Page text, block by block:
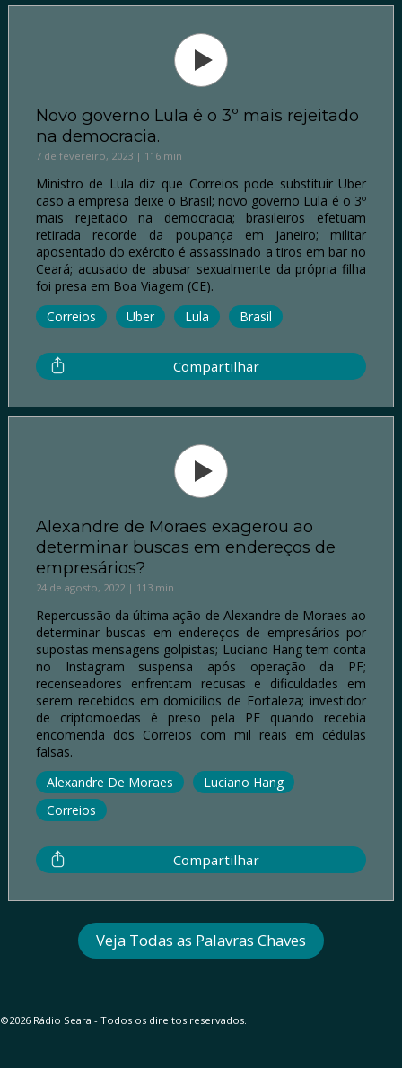
Novo governo Lula é o 3º mais rejeitado
na democracia.
7 de fevereiro, 2023 | 116 min
Ministro de Lula diz que Correios pode substituir Uber
caso a empresa deixe o Brasil; novo governo Lula é o 3º
mais rejeitado na democracia; brasileiros efetuam
retirada recorde da poupança em janeiro; militar
aposentado do exército é assassinado a tiros em bar no
Ceará; acusado de abusar sexualmente da própria filha
foi presa em Boa Viagem (CE).
Correios
Uber Lula Brasil
Compartilhar
Alexandre de Moraes exagerou ao
determinar buscas em endereços de
empresários?
24 de agosto, 2022 | 113 min
Repercussão da última ação de Alexandre de Moraes ao
determinar buscas em endereços de empresários por
supostas mensagens golpistas; Luciano Hang tem conta
no Instagram suspensa após operação da PF;
recenseadores enfrentam recusas e dificuldades em
serem recebidos em domicílios de Fortaleza; investidor
de criptomoedas é preso pela PF quando recebia
encomenda dos Correios com mil reais em cédulas
falsas.
Alexandre De Moraes
Luciano Hang
Correios
Compartilhar
Veja Todas as Palavras Chaves
©2026 Rádio Seara - Todos os direitos reservados.